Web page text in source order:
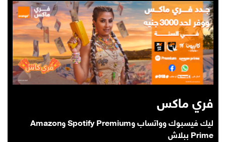
فري ماكس
ليك فيسبوك وواتساب وSpotify Premium وAmazon
Prime ببلاش